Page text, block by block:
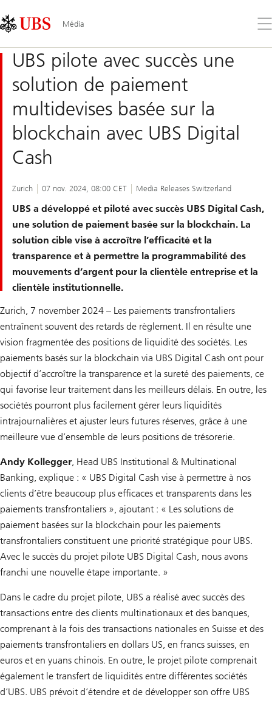
Links
Area
Média
le
UBS pilote avec succès une
solution de paiement
multidevises basée sur la
blockchain avec UBS Digital
Cash
Zurich 07 nov. 2024, 08:00 CET Media Releases Switzerland
UBS a développé et piloté avec succès UBS Digital Cash,
une solution de paiement basée sur la blockchain. La
solution cible vise à accroître l’efficacité et la
transparence et à permettre la programmabilité des
mouvements d’argent pour la clientèle entreprise et la
clientèle institutionnelle.
Zurich, 7 november 2024 – Les paiements transfrontaliers
entraînent souvent des retards de règlement. Il en résulte une
vision fragmentée des positions de liquidité des sociétés. Les
paiements basés sur la blockchain via UBS Digital Cash ont pour
objectif d’accroître la transparence et la sureté des paiements, ce
qui favorise leur traitement dans les meilleurs délais. En outre, les
sociétés pourront plus facilement gérer leurs liquidités
intrajournalières et ajuster leurs futures réserves, grâce à une
meilleure vue d’ensemble de leurs positions de trésorerie.
Andy Kollegger, Head UBS Institutional & Multinational
Banking, explique : « UBS Digital Cash vise à permettre à nos
clients d’être beaucoup plus efficaces et transparents dans les
paiements transfrontaliers », ajoutant : « Les solutions de
paiement basées sur la blockchain pour les paiements
transfrontaliers constituent une priorité stratégique pour UBS.
Avec le succès du projet pilote UBS Digital Cash, nous avons
franchi une nouvelle étape importante. »
Dans le cadre du projet pilote, UBS a réalisé avec succès des
transactions entre des clients multinationaux et des banques,
comprenant à la fois des transactions nationales en Suisse et des
paiements transfrontaliers en dollars US, en francs suisses, en
euros et en yuans chinois. En outre, le projet pilote comprenait
également le transfert de liquidités entre différentes sociétés
d’UBS. UBS prévoit d’étendre et de développer son offre UBS